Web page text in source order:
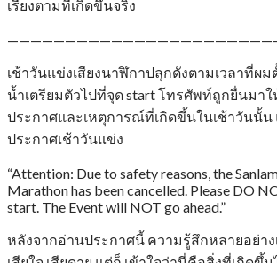
เรียงตามที่เกิดขึ้นจริง
เช้าวันแข่งเสียงนาฬิกาปลุกดังตามเวลาที่ผม
น้ำเตรียมตัวไปที่จุด start โทรศัพท์ถูกยื่นมา
ประกาศและเหตุการณ์ที่เกิดขึ้นในเช้าวันนั้
ประกาศเช้าวันแข่ง
“Attention: Due to safety reasons, the
Marathon has been cancelled. Please DO
start. The Event will NOT go ahead.”
หลังจากอ่านประกาศนี้ ความรู้สึกหลายอย่าง